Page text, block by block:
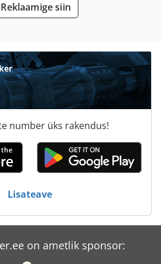
Reklaamige siin
number üks rakendus!
Lisateave
on ametlik sponsor: